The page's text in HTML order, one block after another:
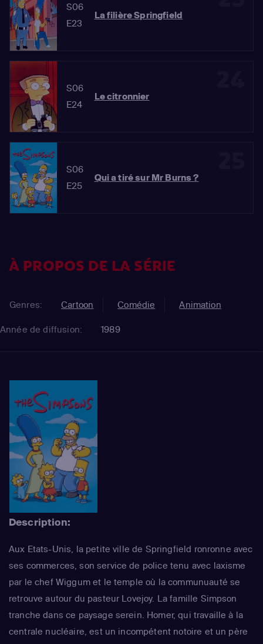
S06
E23
La filière Springfield
S06
E24
Le citronnier
S06
E25
Qui a tiré sur Mr Burns ?
À PROPOS DE LA SÉRIE
Genres: Cartoon Comédie Animation
Année de diffusion: 1989
Description:
Aux Etats-Unis, la petite ville de Springfield ronronne avec
ses commerces, son service de police tenu avec laxisme
par le chef Wiggum et le temple où la communuauté se
retrouve autour du pasteur Lovejoy. La famille Simpson
tranche dans ce paysage serein. Homer, qui travaille à la
centrale nucléaire, est un incompétent notoire et un père